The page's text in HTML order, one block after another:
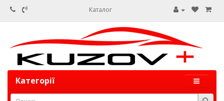
Каталог
Категорії